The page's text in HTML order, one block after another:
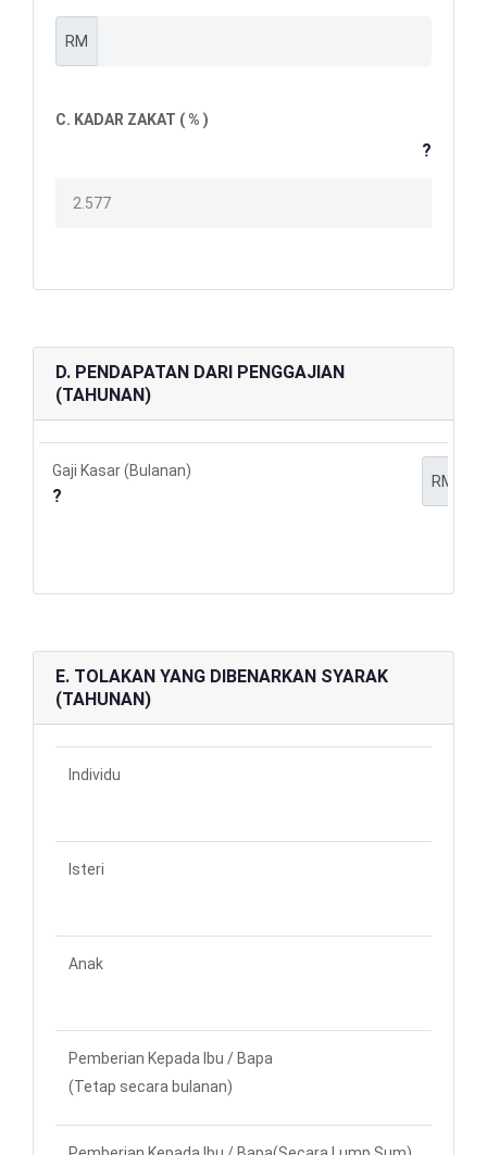
RM
C. KADAR ZAKAT ( % )
?
D. PENDAPATAN DARI PENGGAJIAN
(TAHUNAN)
Gaji Kasar (Bulanan)
?
RM
E. TOLAKAN YANG DIBENARKAN SYARAK
(TAHUNAN)
Individu
Isteri
Anak
Pemberian Kepada Ibu / Bapa
(Tetap secara bulanan)